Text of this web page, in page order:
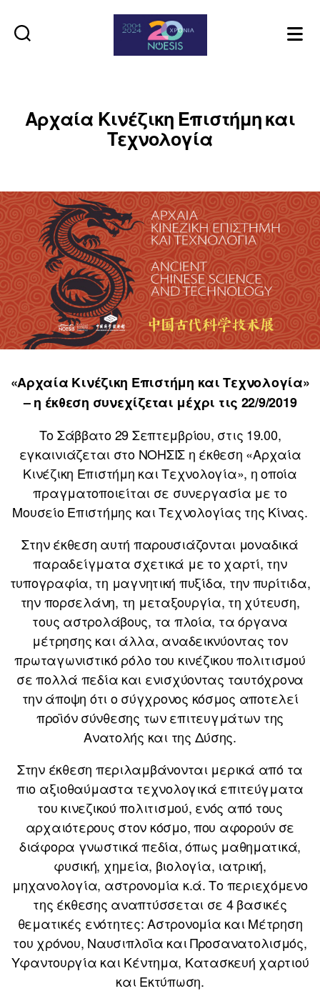
Αρχαία Κινέζικη Επιστήμη και
Τεχνολογία
«Αρχαία Κινέζικη Επιστήμη και Τεχνολογία»
– η έκθεση συνεχίζεται μέχρι τις 22/9/2019
Το Σάββατο 29 Σεπτεμβρίου, στις 19.00,
εγκαινιάζεται στο ΝΟΗΣΙΣ η έκθεση «Αρχαία
Κινέζικη Επιστήμη και Τεχνολογία», η οποία
πραγματοποιείται σε συνεργασία με το
Μουσείο Επιστήμης και Τεχνολογίας της Κίνας.
Στην έκθεση αυτή παρουσιάζονται μοναδικά
παραδείγματα σχετικά με το χαρτί, την
τυπογραφία, τη μαγνητική πυξίδα, την πυρίτιδα,
την πορσελάνη, τη μεταξουργία, τη χύτευση,
τους αστρολάβους, τα πλοία, τα όργανα
μέτρησης και άλλα, αναδεικνύοντας τον
πρωταγωνιστικό ρόλο του κινέζικου πολιτισμού
σε πολλά πεδία και ενισχύοντας ταυτόχρονα
την άποψη ότι ο σύγχρονος κόσμος αποτελεί
προϊόν σύνθεσης των επιτευγμάτων της
Ανατολής και της Δύσης.
Στην έκθεση περιλαμβάνονται μερικά από τα
πιο αξιοθαύμαστα τεχνολογικά επιτεύγματα
του κινεζικού πολιτισμού, ενός από τους
αρχαιότερους στον κόσμο, που αφορούν σε
διάφορα γνωστικά πεδία, όπως μαθηματικά,
φυσική, χημεία, βιολογία, ιατρική,
μηχανολογία, αστρονομία κ.ά. Το περιεχόμενο
της έκθεσης αναπτύσσεται σε 4 βασικές
θεματικές ενότητες: Αστρονομία και Μέτρηση
του χρόνου, Ναυσιπλοΐα και Προσανατολισμός,
Υφαντουργία και Κέντημα, Κατασκευή χαρτιού
και Εκτύπωση.